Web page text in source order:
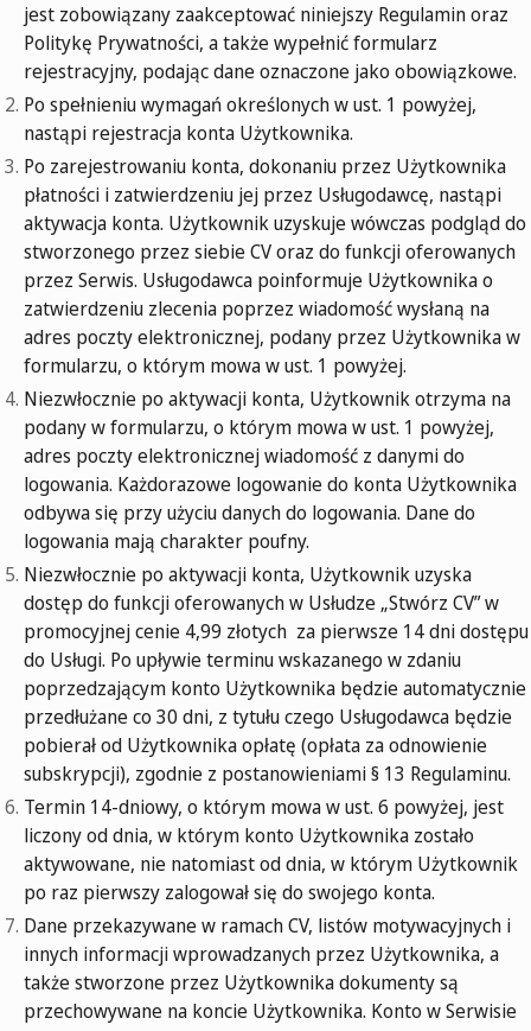
jest zobowiązany zaakceptować niniejszy Regulamin oraz
Politykę Prywatności, a także wypełnić formularz
rejestracyjny, podając dane oznaczone jako obowiązkowe.
Po spełnieniu wymagań określonych w ust. 1 powyżej,
nastąpi rejestracja konta Użytkownika.
Po zarejestrowaniu konta, dokonaniu przez Użytkownika
płatności i zatwierdzeniu jej przez Usługodawcę, nastąpi
aktywacja konta. Użytkownik uzyskuje wówczas podgląd do
stworzonego przez siebie CV oraz do funkcji oferowanych
przez Serwis. Usługodawca poinformuje Użytkownika o
zatwierdzeniu zlecenia poprzez wiadomość wysłaną na
adres poczty elektronicznej, podany przez Użytkownika w
formularzu, o którym mowa w ust. 1 powyżej.
Niezwłocznie po aktywacji konta, Użytkownik otrzyma na
podany w formularzu, o którym mowa w ust. 1 powyżej,
adres poczty elektronicznej wiadomość z danymi do
logowania. Każdorazowe logowanie do konta Użytkownika
odbywa się przy użyciu danych do logowania. Dane do
logowania mają charakter poufny.
Niezwłocznie po aktywacji konta, Użytkownik uzyska
dostęp do funkcji oferowanych w Usłudze „Stwórz CV” w
promocyjnej cenie 4,99 złotych za pierwsze 14 dni dostępu
do Usługi. Po upływie terminu wskazanego w zdaniu
poprzedzającym konto Użytkownika będzie automatycznie
przedłużane co 30 dni, z tytułu czego Usługodawca będzie
pobierał od Użytkownika opłatę (opłata za odnowienie
subskrypcji), zgodnie z postanowieniami § 13 Regulaminu.
Termin 14-dniowy, o którym mowa w ust. 6 powyżej, jest
liczony od dnia, w którym konto Użytkownika zostało
aktywowane, nie natomiast od dnia, w którym Użytkownik
po raz pierwszy zalogował się do swojego konta.
Dane przekazywane w ramach CV, listów motywacyjnych i
innych informacji wprowadzanych przez Użytkownika, a
także stworzone przez Użytkownika dokumenty są
przechowywane na koncie Użytkownika. Konto w Serwisie